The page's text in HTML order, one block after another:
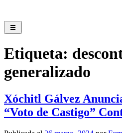
contenido
Etiqueta:
generalizado
Xóchitl Gálvez
“Voto de Castigo”